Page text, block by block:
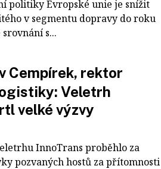
politiky Evropské unie je snížit
v segmentu dopravy do roku
s...
Cempírek, rektor
Veletrh
velké výzvy
InnoTrans proběhlo za
pozvaných hostů za přítomnosti